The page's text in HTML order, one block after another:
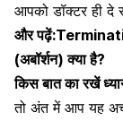
आपको डॉक्टर ही दे
और पढ़ें:
(अबॉर्शन) क्या है?
किस बात का रखें
तो अंत में आप यह